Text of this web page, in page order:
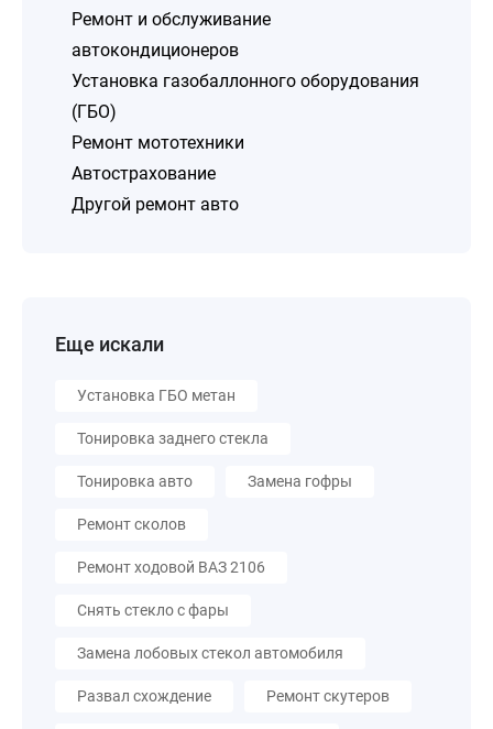
Ремонт и обслуживание
автокондиционеров
Установка газобаллонного оборудования
(ГБО)
Ремонт мототехники
Автострахование
Другой ремонт авто
Еще искали
Установка ГБО метан
Тонировка заднего стекла
Тонировка авто Замена гофры
Ремонт сколов
Ремонт ходовой ВАЗ 2106
Снять стекло с фары
Замена лобовых стекол автомобиля
Развал схождение Ремонт скутеров